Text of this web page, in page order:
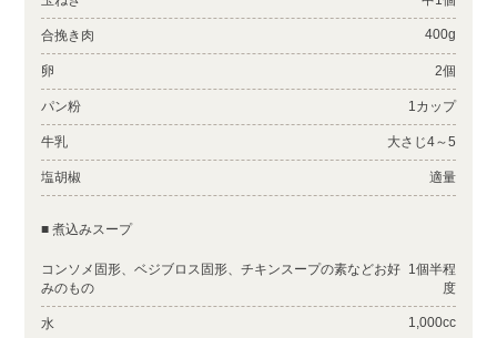
合挽き肉 400g
卵 2個
パン粉 1カップ
牛乳 大さじ4～5
塩胡椒 適量
■ 煮込みスープ
コンソメ固形、ベジブロス固形、チキンスープの素などお好
みのもの
1個半程
度
水 1,000cc